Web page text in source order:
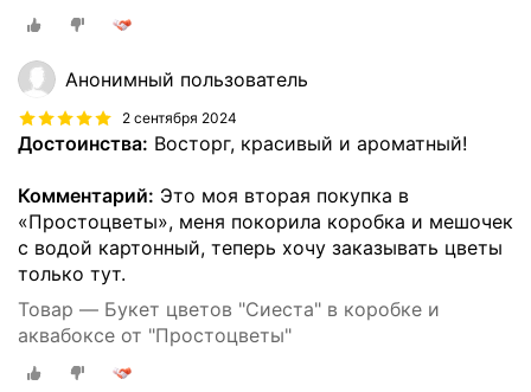
Анонимный пользователь
2 сентября 2024
Достоинства: Восторг, красивый и ароматный!
Комментарий: Это моя вторая покупка в
«Простоцветы», меня покорила коробка и мешочек
с водой картонный, теперь хочу заказывать цветы
только тут.
Товар — Букет цветов "Сиеста" в коробке и
аквабоксе от "Простоцветы"